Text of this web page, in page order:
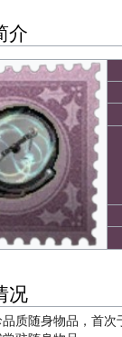
介
况
质随身物品，首次